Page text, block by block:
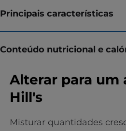
Principais características
Conteúdo nutricional e
Alterar para um
Hill's
Misturar quantidades